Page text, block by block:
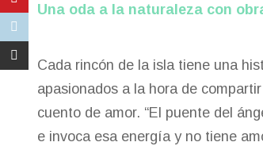
Una oda a la naturaleza con
Cada rincón de la isla tiene una
apasionados a la hora de
cuento de amor. “El puente del
e invoca esa energía y no tiene